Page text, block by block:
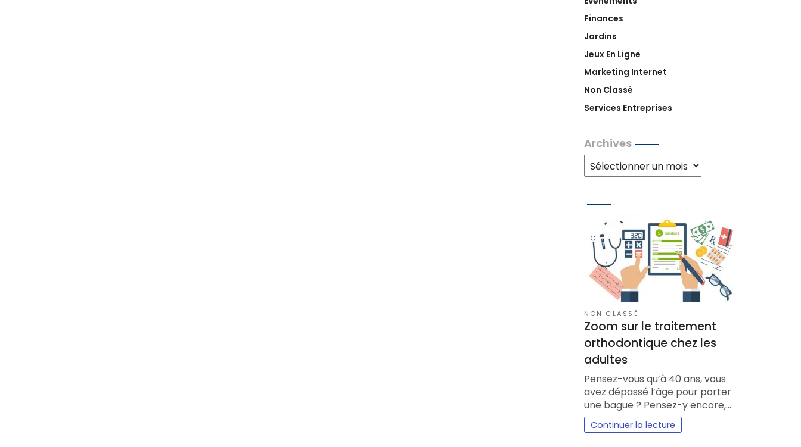
Finances
Jardins
Jeux En Ligne
Marketing Internet
Non Classé
Services Entreprises
Archives
Archives
NON CLASSÉ
Zoom sur le traitement
orthodontique chez les
adultes
Pensez-vous qu’à 40 ans, vous
avez dépassé l’âge pour porter
une bague ? Pensez-y encore,…
Continuer la lecture